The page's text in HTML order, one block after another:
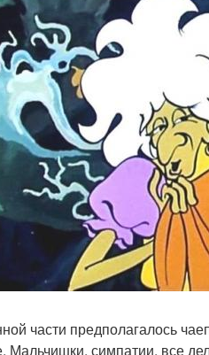
части предполагалось
Мальчишки, симпатии, все